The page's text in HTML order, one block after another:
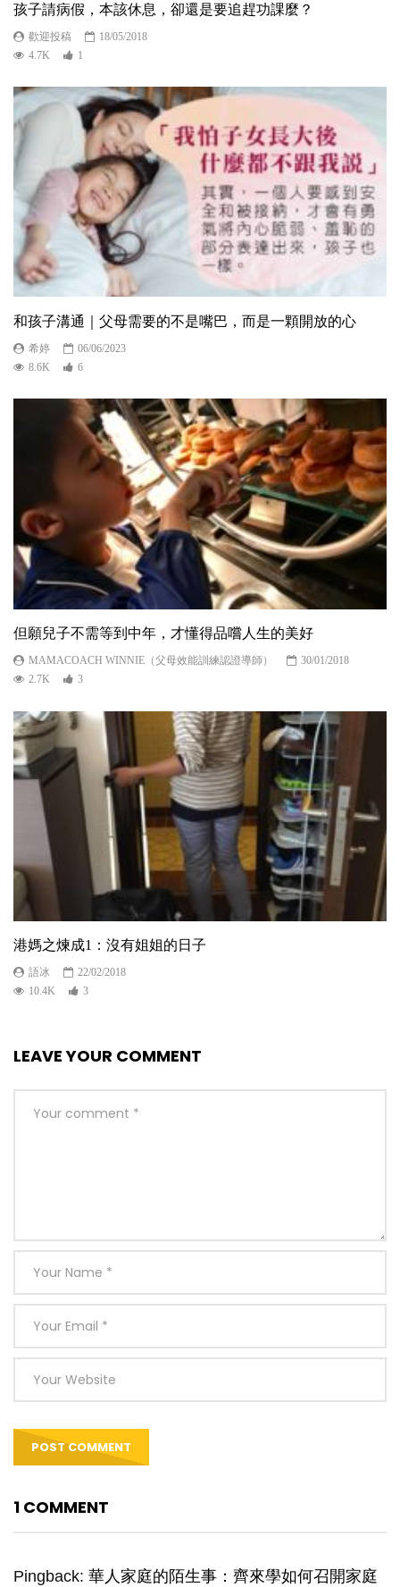
孩子請病假，本該休息，卻還是要追趕功課麼？
歡迎投稿
18/05/2018
4.7K
1
和孩子溝通｜父母需要的不是嘴巴，而是一顆開放的心
希婷
06/06/2023
8.6K
6
但願兒子不需等到中年，才懂得品嚐人生的美好
MAMACOACH WINNIE（父母效能訓練認證導師）
30/01/2018
2.7K
3
港媽之煉成1：沒有姐姐的日子
語冰
22/02/2018
10.4K
3
LEAVE YOUR COMMENT
1 COMMENT
Pingback: 華人家庭的陌生事：齊來學如何召開家庭